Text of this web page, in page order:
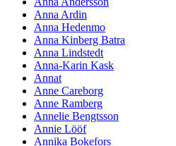
Anna Ardin
Anna Hedenmo
Anna Kinberg Batra
Anna Lindstedt
Anna-Karin Kask
Annat
Anne Careborg
Anne Ramberg
Annelie Bengtsson
Annie Lööf
Annika Bokefors